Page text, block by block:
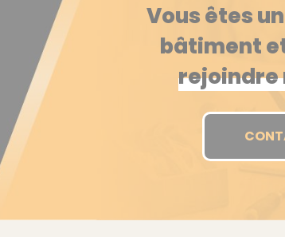
Vous êtes
bâtiment
rejoindre